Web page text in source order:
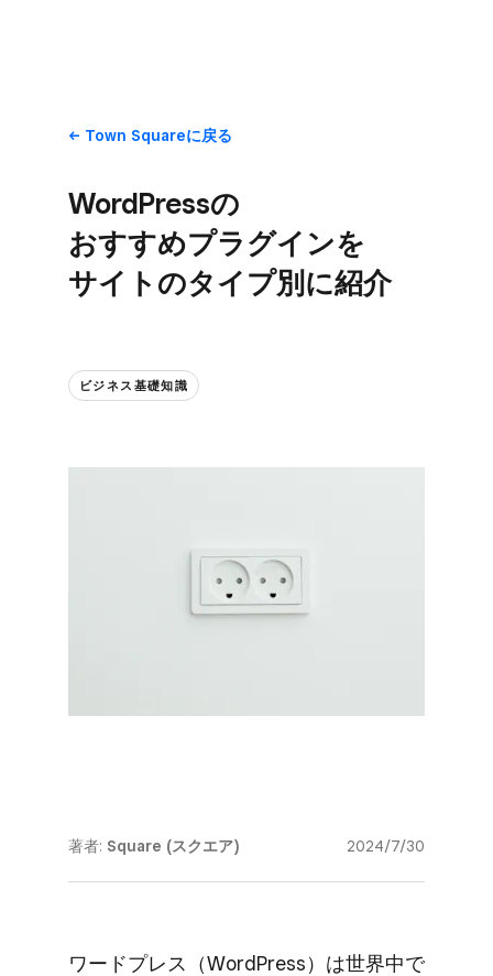
Town Squareに​戻る
WordPressの​
おすすめプラグインを​
サイトの​タイプ別に​紹介
ビジネス基礎知識
著者: Square (スクエア) 2024/7/30
ワードプレス​（WordPress）は​世界中で​